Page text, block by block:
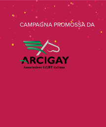
CAMPAGNA PROMOSSA DA